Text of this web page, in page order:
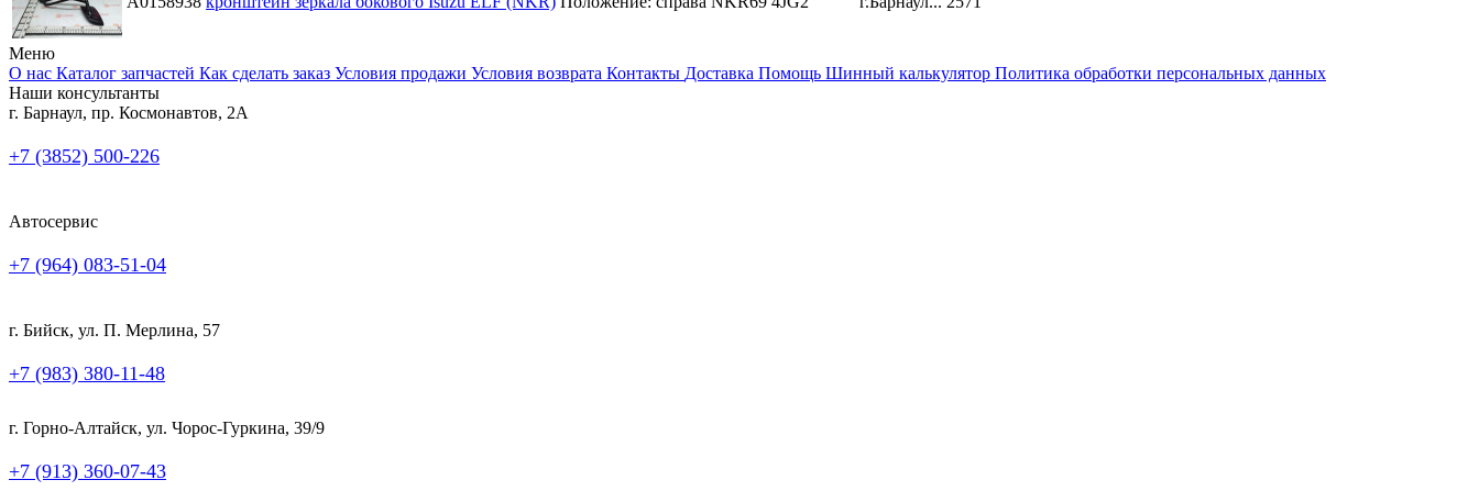
Меню
О нас Каталог запчастей Как сделать заказ Условия продажи Условия возврата Контакты Доставка Помощь Шинный калькулятор Политика обработки персональных данных
Наши консультанты
г. Барнаул, пр. Космонавтов, 2А
+7 (3852) 500-226
Автосервис
+7 (964) 083-51-04
г. Бийск, ул. П. Мерлина, 57
+7 (983) 380-11-48
г. Горно-Алтайск, ул. Чорос-Гуркина, 39/9
+7 (913) 360-07-43